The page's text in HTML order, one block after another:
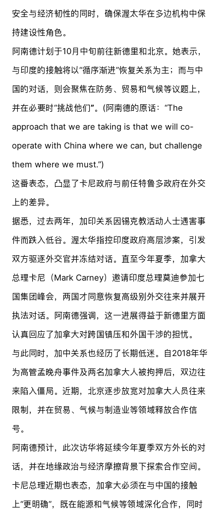
安全与经济韧性的同时，确保渥太华在多边机构中保
持建设性角色。
阿南德计划于10月中旬前往新德里和北京。她表示，
与印度的接触将以“循序渐进”恢复关系为主；而与中
国的对话，则会聚焦在防务、贸易和气候等议题上，
并在必要时“挑战他们”。(阿南德的原话：“The
approach that we are taking is that we will co-
operate with China where we can, but challenge
them where we must.”)
这番表态，凸显了卡尼政府与前任特鲁多政府在外交
上的差异。
据悉，过去两年，加印关系因锡克教活动人士遇害事
件而跌入低谷。渥太华指控印度政府高层涉案，引发
双方驱逐外交官并冻结对话。直至今年夏季，加拿大
总理卡尼（Mark Carney）邀请印度总理莫迪参加七
国集团峰会，两国才同意恢复高级别外交往来并展开
执法对话。阿南德强调，这一进展得益于新德里方面
认真回应了加拿大对跨国镇压和外国干涉的担忧。
与此同时，加中关系也经历了长期低迷。自2018年华
为高管孟晚舟事件及两名加拿大人被拘押后，双边往
来陷入僵局。近期，北京逐步放宽对加拿大人员往来
限制，并在贸易、气候与制造业等领域释放合作信
号。
阿南德预计，此次访华将延续今年夏季双方外长的对
话，并在地缘政治与经济摩擦背景下探索合作空间。
卡尼总理近期也表态，加拿大必须在与中国的接触
上“更明确”，既在能源和气候等领域深化合作，同时